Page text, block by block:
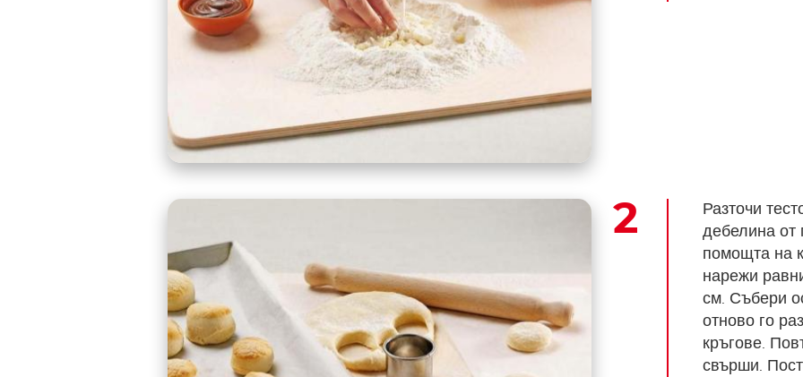
Разточи
дебелина от
помощта на
нарежи
см. Събери
отново го
кръгове.
свърши.